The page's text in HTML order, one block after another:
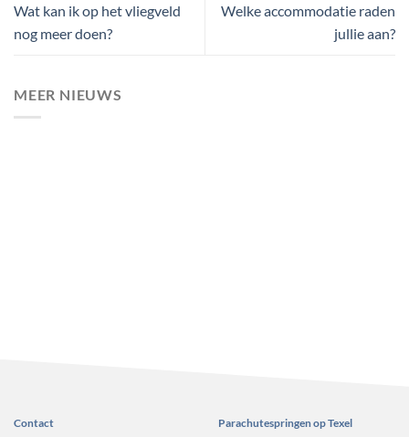
MEER NIEUWS
Wat kan ik op het vliegveld
nog meer doen?
Welke accommodatie raden
jullie aan?
Contact
Parachutespringen op Texel